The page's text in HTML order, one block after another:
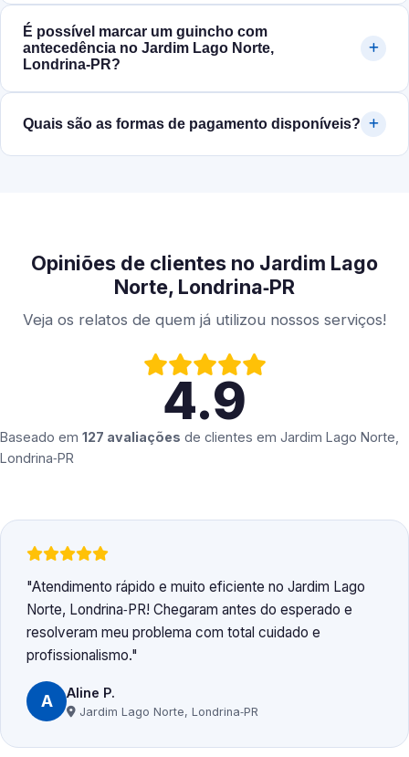
É possível marcar um guincho com
antecedência no Jardim Lago Norte,
Londrina‑PR?
Quais são as formas de pagamento disponíveis?
Opiniões de clientes no Jardim Lago
Norte, Londrina‑PR
Veja os relatos de quem já utilizou nossos serviços!
4.9
Baseado em 127 avaliações de clientes em Jardim Lago Norte,
Londrina‑PR
Atendimento rápido e muito eficiente no Jardim Lago
Norte, Londrina‑PR! Chegaram antes do esperado e
resolveram meu problema com total cuidado e
profissionalismo.
A Aline P.
Jardim Lago Norte, Londrina‑PR